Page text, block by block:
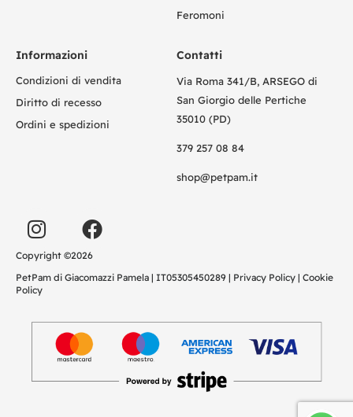
Feromoni
Informazioni
Condizioni di vendita
Diritto di recesso
Ordini e spedizioni
Contatti
Via Roma 341/B, ARSEGO di
San Giorgio delle Pertiche
35010 (PD)
379 257 08 84
shop@petpam.it
Copyright ©2026
PetPam di Giacomazzi Pamela | IT05305450289 | Privacy Policy | Cookie
Policy